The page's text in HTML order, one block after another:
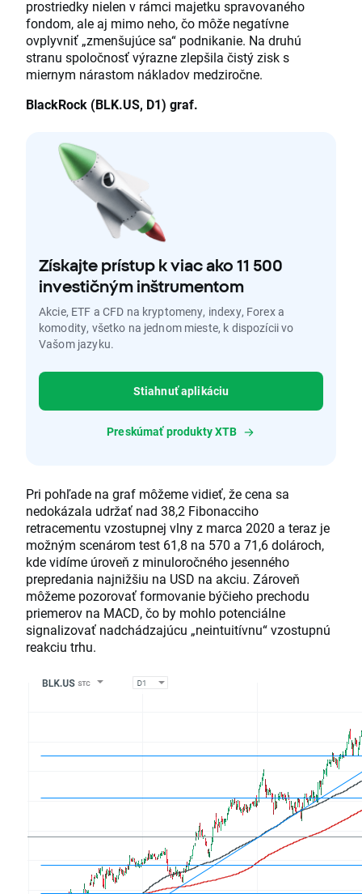
prostriedky nielen v rámci majetku spravovaného
fondom, ale aj mimo neho, čo môže negatívne
ovplyvniť „zmenšujúce sa“ podnikanie. Na druhú
stranu spoločnosť výrazne zlepšila čistý zisk s
miernym nárastom nákladov medziročne.
BlackRock (BLK.US, D1) graf.
Získajte prístup k viac ako 11 500
investičným inštrumentom
Akcie, ETF a CFD na kryptomeny, indexy, Forex a
komodity, všetko na jednom mieste, k dispozícii vo
Vašom jazyku.
Stiahnuť aplikáciu
Preskúmať produkty XTB
Pri pohľade na graf môžeme vidieť, že cena sa
nedokázala udržať nad 38,2 Fibonacciho
retracementu vzostupnej vlny z marca 2020 a teraz je
možným scenárom test 61,8 na 570 a 71,6 dolároch,
kde vidíme úroveň z minuloročného jesenného
prepredania najnižšiu na USD na akciu. Zároveň
môžeme pozorovať formovanie býčieho prechodu
priemerov na MACD, čo by mohlo potenciálne
signalizovať nadchádzajúcu „neintuitívnu“ vzostupnú
reakciu trhu.